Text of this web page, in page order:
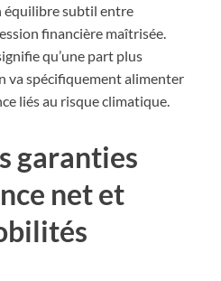
équilibre subtil entre
financière maîtrisée.
qu’une part plus
va spécifiquement alimenter
liés au risque climatique.
garanties
net et